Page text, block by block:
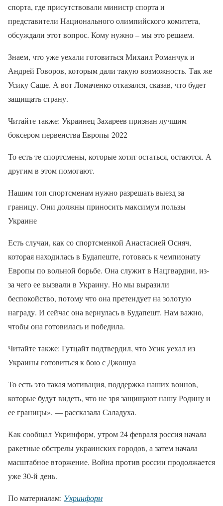
спорта, где присутствовали министр спорта и
представители Национального олимпийского комитета,
обсуждали этот вопрос. Кому нужно – мы это решаем.
Знаем, что уже уехали готовиться Михаил Романчук и
Андрей Говоров, которым дали такую ​​возможность. Так же
Усику Саше. А вот Ломаченко отказался, сказав, что будет
защищать страну.
Читайте также: Украинец Захареев признан лучшим
боксером первенства Европы-2022
То есть те спортсмены, которые хотят остаться, остаются. А
другим в этом помогают.
Нашим топ спортсменам нужно разрешать выезд за
границу. Они должны приносить максимум пользы
Украине
Есть случаи, как со спортсменкой Анастасией Осняч,
которая находилась в Будапеште, готовясь к чемпионату
Европы по вольной борьбе. Она служит в Нацгвардии, из-
за чего ее вызвали в Украину. Но мы выразили
беспокойство, потому что она претендует на золотую
награду. И сейчас она вернулась в Будапешт. Нам важно,
чтобы она готовилась и победила.
Читайте также: Гутцайт подтвердил, что Усик уехал из
Украины готовиться к бою с Джошуа
То есть это такая мотивация, поддержка наших воинов,
которые будут видеть, что не зря защищают нашу Родину и
ее границы», — рассказала Саладуха.
Как сообщал Укринформ, утром 24 февраля россия начала
ракетные обстрелы украинских городов, а затем начала
масштабное вторжение. Война против россии продолжается
уже 30-й день.
По материалам: Укринформ